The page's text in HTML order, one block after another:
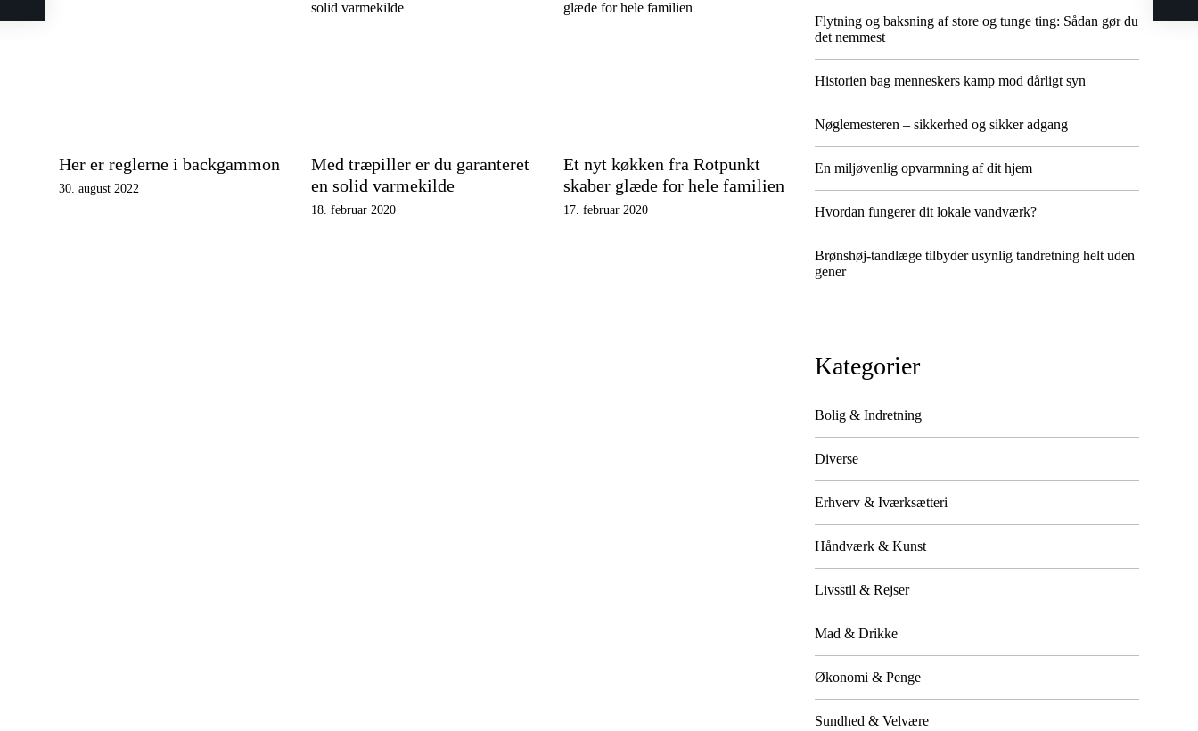
Her er reglerne i backgammon
30. august 2022
Med træpiller er du garanteret
en solid varmekilde
18. februar 2020
Et nyt køkken fra Rotpunkt
skaber glæde for hele familien
17. februar 2020
Flytning og baksning af store og tunge ting: Sådan gør du
det nemmest
Historien bag menneskers kamp mod dårligt syn
Nøglemesteren – sikkerhed og sikker adgang
En miljøvenlig opvarmning af dit hjem
Hvordan fungerer dit lokale vandværk?
Brønshøj-tandlæge tilbyder usynlig tandretning helt uden
gener
Kategorier
Bolig & Indretning
Diverse
Erhverv & Iværksætteri
Håndværk & Kunst
Livsstil & Rejser
Mad & Drikke
Økonomi & Penge
Sundhed & Velvære